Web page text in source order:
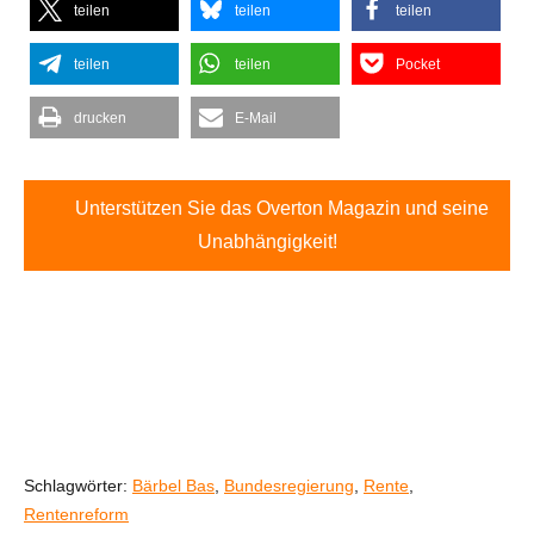
teilen teilen teilen
teilen teilen Pocket
drucken E-Mail
Unterstützen Sie das Overton Magazin und seine
Unabhängigkeit!
Schlagwörter: Bärbel Bas Bundesregierung Rente
Rentenreform